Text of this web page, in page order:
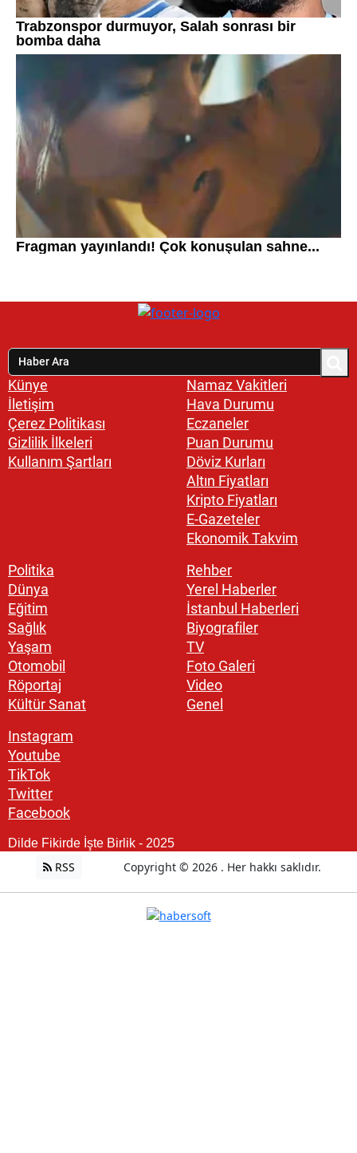
Künye
İletişim
Çerez Politikası
Gizlilik İlkeleri
Kullanım Şartları
Namaz Vakitleri
Hava Durumu
Eczaneler
Puan Durumu
Döviz Kurları
Altın Fiyatları
Kripto Fiyatları
E-Gazeteler
Ekonomik Takvim
Politika
Dünya
Eğitim
Sağlık
Yaşam
Otomobil
Röportaj
Kültür Sanat
Rehber
Yerel Haberler
İstanbul Haberleri
Biyografiler
TV
Foto Galeri
Video
Genel
Instagram
Youtube
TikTok
Twitter
Facebook
Dilde Fikirde İşte Birlik - 2025
RSS Copyright © 2026 . Her hakkı saklıdır.